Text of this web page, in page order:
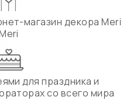
магазин декора Meri
для праздника и
со всего мира